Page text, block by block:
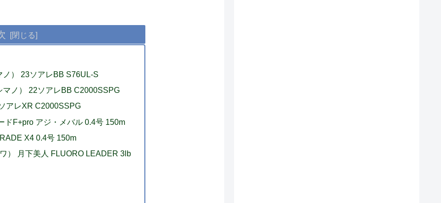
ノ） 23ソアレBB S76UL-S
ノ） 22ソアレBB C2000SSPG
アレXR C2000SSPG
F+pro アジ・メバル 0.4号 150m
X4 0.4号 150m
） 月下美人 FLUORO LEADER 3lb